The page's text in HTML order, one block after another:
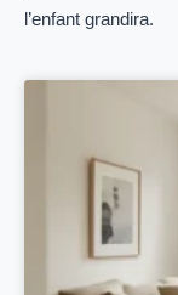
l’enfant grandira.